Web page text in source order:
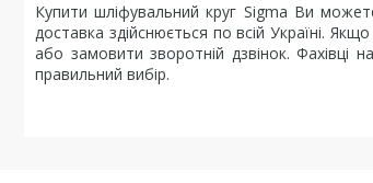
Купити шліфувальний круг Sigma Ви
доставка здійснюється по всій Україні.
або замовити зворотній дзвінок. Фахівці
правильний вибір.